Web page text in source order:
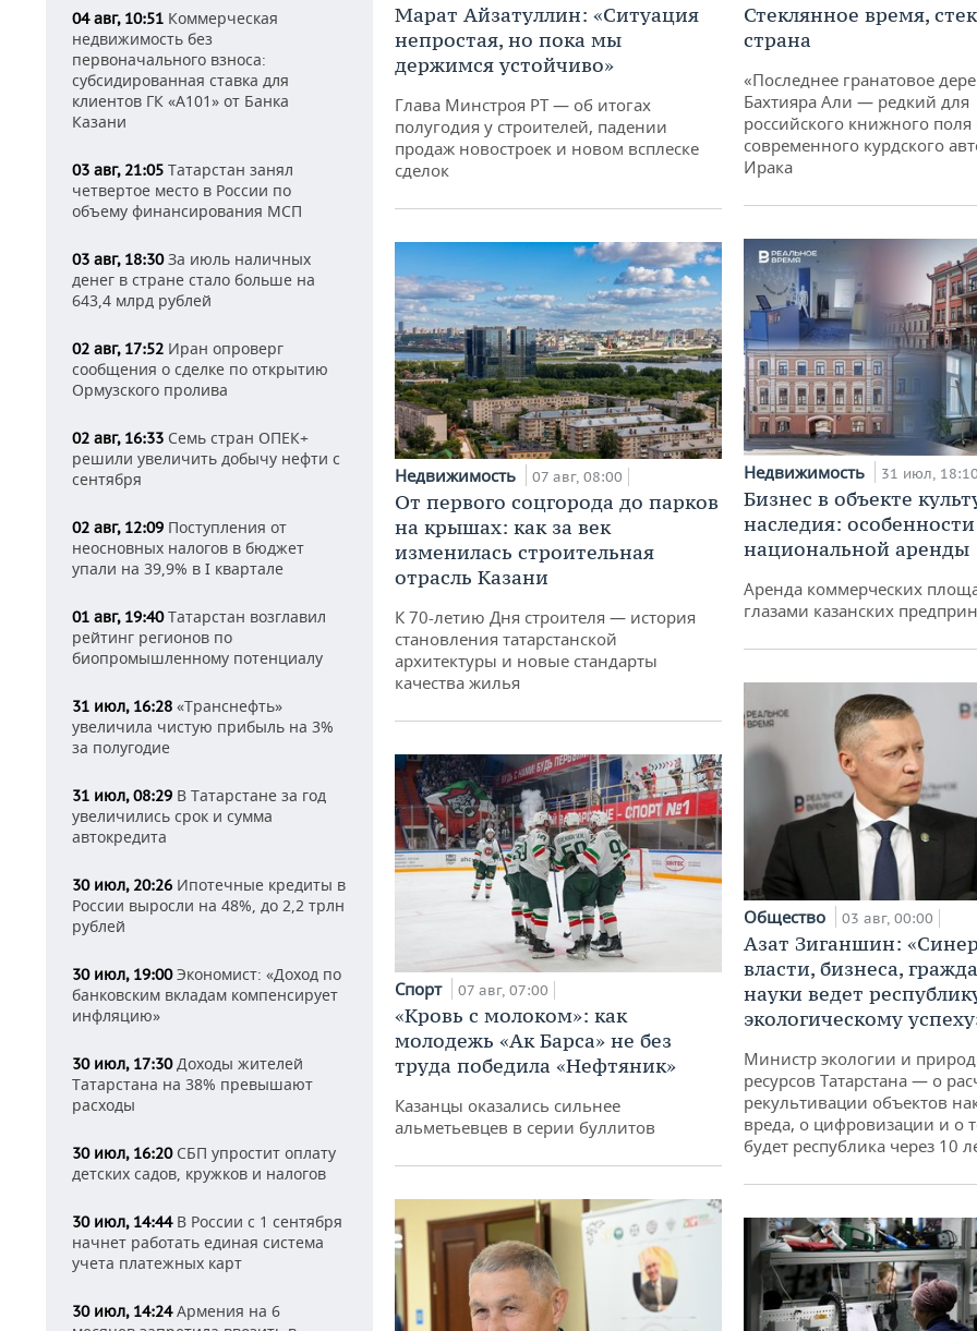
04 авг, 10:51 Коммерческая
недвижимость без
первоначального взноса:
субсидированная ставка для
клиентов ГК «А101» от Банка
Казани
03 авг, 21:05 Татарстан занял
четвертое место в России по
объему финансирования МСП
03 авг, 18:30За июль наличных
денег в стране стало больше на
643,4 млрд рублей
02 авг, 17:52 Иран опроверг
сообщения о сделке по открытию
Ормузского пролива
02 авг, 16:33 Семь стран ОПЕК+
решили увеличить добычу нефти с
сентября
02 авг, 12:09 Поступления от
неосновных налогов в бюджет
упали на 39,9% в I квартале
01 авг, 19:40Татарстан возглавил
рейтинг регионов по
биопромышленному потенциалу
31 июл, 16:28 «Транснефть»
увеличила чистую прибыль на 3%
за полугодие
31 июл, 08:29 В Татарстане за год
увеличились срок и сумма
автокредита
30 июл, 20:26 Ипотечные кредиты в
России выросли на 48%, до 2,2 трлн
рублей
30 июл, 19:00Экономист: «Доход по
банковским вкладам компенсирует
инфляцию»
30 июл, 17:30Доходы жителей
Татарстана на 38% превышают
расходы
30 июл, 16:20СБП упростит оплату
детских садов, кружков и налогов
30 июл, 14:44В России с 1 сентября
начнет работать единая система
учета платежных карт
30 июл, 14:24Армения на 6
Марат Айзатуллин: «Ситуация
непростая, но пока мы
держимся устойчиво»
Глава Минстроя РТ — об итогах
полугодия у строителей, падении
продаж новостроек и новом всплеске
сделок
Недвижимость 07 авг, 08:00
От первого соцгорода до парков
на крышах: как за век
изменилась строительная
отрасль Казани
К 70-летию Дня строителя — история
становления татарстанской
архитектуры и новые стандарты
качества жилья
Спорт 07 авг, 07:00
«Кровь с молоком»: как
молодежь «Ак Барса» не без
труда победила «Нефтяник»
Казанцы оказались сильнее
альметьевцев в серии буллитов
Стеклянное время,
страна
«Последнее гранатовое
Бахтияра Али — редкий для
российского книжного поля
современного курдского
Ирака
Недвижимость 31 июл, 18:10
Бизнес в объекте
наследия: особенности
национальной аренды
Аренда коммерческих
глазами казанских
Общество 03 авг, 00:00
Азат Зиганшин:
власти, бизнеса,
науки ведет
экологическому
Министр экологии и
ресурсов Татарстана — о
рекультивации объектов
вреда, о цифровизации и о
будет республика через 10